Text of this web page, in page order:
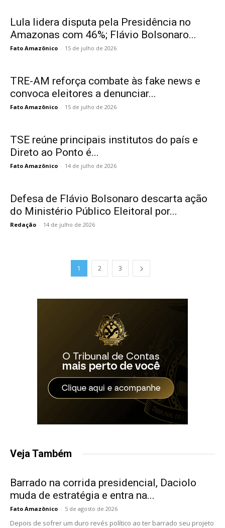
Lula lidera disputa pela Presidência no
Amazonas com 46%; Flávio Bolsonaro...
Fato Amazônico - 15 de julho de 2026
TRE-AM reforça combate às fake news e
convoca eleitores a denunciar...
Fato Amazônico - 15 de julho de 2026
TSE reúne principais institutos do país e
Direto ao Ponto é...
Fato Amazônico - 14 de julho de 2026
Defesa de Flávio Bolsonaro descarta ação
do Ministério Público Eleitoral por...
Redação - 14 de julho de 2026
1 2 3
Veja Também
Barrado na corrida presidencial, Daciolo
muda de estratégia e entra na...
Fato Amazônico - 5 de agosto de 2026
Depois de sofrer um duro revés político ao ter barrado seu projeto